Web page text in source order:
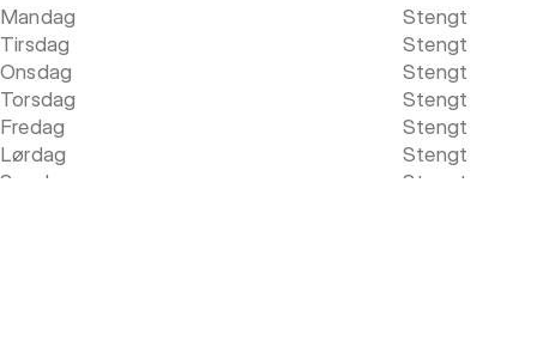
Mandag
Stengt
Tirsdag
Stengt
Onsdag
Stengt
Torsdag
Stengt
Fredag
Stengt
Lørdag
Stengt
Søndag
Stengt